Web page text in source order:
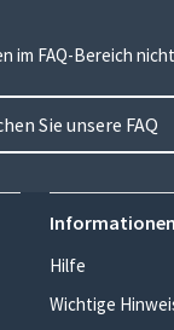
im FAQ-Bereich
Sie unsere FAQ
Hilfe
Wichtige